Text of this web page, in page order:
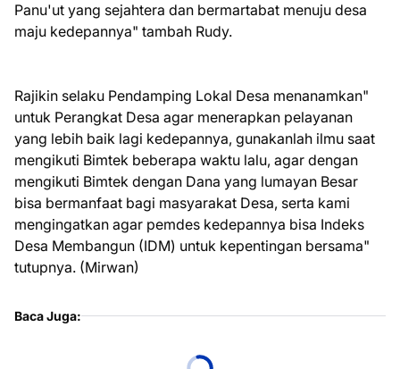
Panu'ut yang sejahtera dan bermartabat menuju desa
maju kedepannya" tambah Rudy.
Rajikin selaku Pendamping Lokal Desa menanamkan"
untuk Perangkat Desa agar menerapkan pelayanan
yang lebih baik lagi kedepannya, gunakanlah ilmu saat
mengikuti Bimtek beberapa waktu lalu, agar dengan
mengikuti Bimtek dengan Dana yang lumayan Besar
bisa bermanfaat bagi masyarakat Desa, serta kami
mengingatkan agar pemdes kedepannya bisa Indeks
Desa Membangun (IDM) untuk kepentingan bersama"
tutupnya. (Mirwan)
Baca Juga: